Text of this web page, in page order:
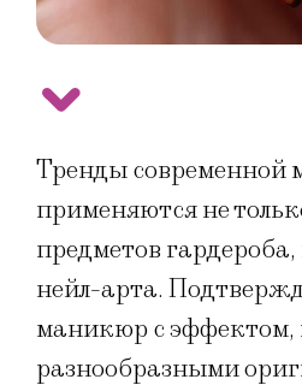
Тренды современной
применяются не
предметов гардероба,
нейл-арта.
маникюр с эффектом,
разнообразными